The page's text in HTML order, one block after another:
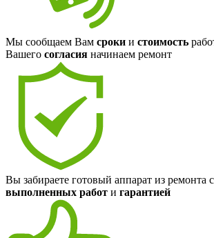
Мы сообщаем Вам сроки и стоимость
Вашего согласия начинаем ремонт
Вы забираете готовый аппарат из ремонта с
выполненных работ и гарантией